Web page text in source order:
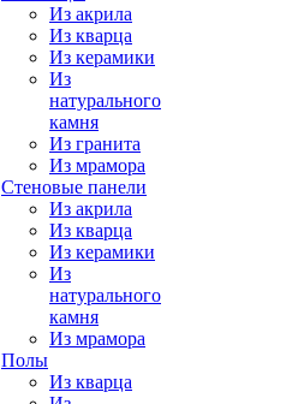
Из акрила
Из кварца
Из керамики
Из
натурального
камня
Из гранита
Из мрамора
Стеновые панели
Из акрила
Из кварца
Из керамики
Из
натурального
камня
Из мрамора
Полы
Из кварца